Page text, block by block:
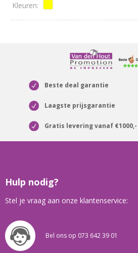
Beste deal garantie
Laagste prijsgarantie
Gratis levering vanaf €1000,-
Hulp nodig?
Stel je vraag aan onze klantenservice:
Bel ons op 073 642 39 01